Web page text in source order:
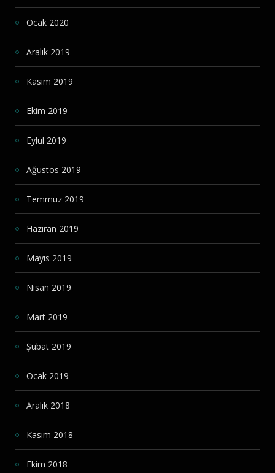
Ocak 2020
Aralık 2019
Kasım 2019
Ekim 2019
Eylül 2019
Ağustos 2019
Temmuz 2019
Haziran 2019
Mayıs 2019
Nisan 2019
Mart 2019
Şubat 2019
Ocak 2019
Aralık 2018
Kasım 2018
Ekim 2018